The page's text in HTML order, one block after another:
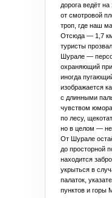
дорога ведёт
от смотровой
троп, где наш
Отсюда — 1,7 км
туристы
Шурале —
охраняющий
иногда
изображается
с длинными
чувством
по лесу,
но в целом — не
От Шурале
до просторной
находится
укрыться в
палаток,
пунктов и горы